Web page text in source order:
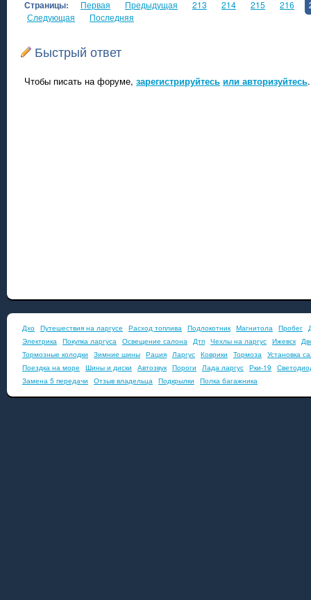
Страницы: Первая Предыдущая 213 214 215 216
Следующая
Последняя
Быстрый ответ
Чтобы писать на форуме, зарегистрируйтесь или авторизуйтесь.
Дхо Путешествия на ларгусе Расход топлива Подлокотник Магнитола Пробег
Электрика Покупка ларгуса Освещение салона Дтп Чехлы на ларгус Ижевск
Тормозные колодки
Зимние шины Рация Ларгус Коврики Тормоза Установка
Поездка на море
Шины и диски Автозвук Пороги Лада ларгус Рки-19
Замена 5 передачи
Отзыв владельца Подкрылки Полка багажника